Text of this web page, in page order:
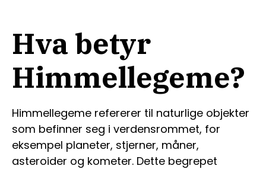
Hva betyr
Himmellegeme?
Himmellegeme refererer til naturlige objekter
som befinner seg i verdensrommet, for
eksempel planeter, stjerner, måner,
asteroider og kometer. Dette begrepet